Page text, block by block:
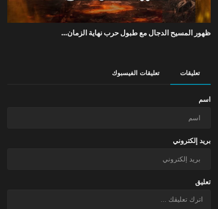
ظهور المسيح الدجال مع طبول حرب نهاية الزمان...
تعليقات تعليقات الفيسبوك
اسم
بريد إلكتروني
تعليق